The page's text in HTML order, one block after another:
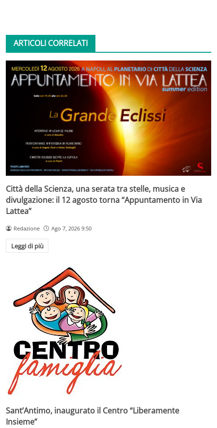
ARTICOLI CORRELATI
Città della Scienza, una serata tra stelle, musica e
divulgazione: il 12 agosto torna “Appuntamento in Via
Lattea”
Redazione Ago 7, 2026 9:50
Leggi di più
Sant’Antimo, inaugurato il Centro “Liberamente
Insieme”